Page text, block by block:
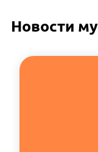
Новости